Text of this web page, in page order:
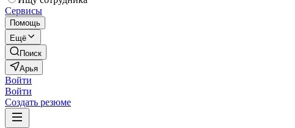
Сервисы
Помощь
Ещё
Поиск
Арья
Войти
Войти
Создать резюме